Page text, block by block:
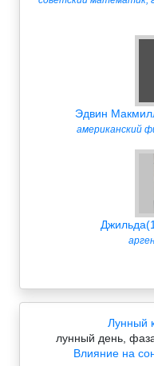
Эдвин
американский
Лунный
лунный день,
Влияние на